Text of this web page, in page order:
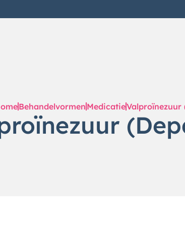
Behandelvormen MedicatieValproïnezuur